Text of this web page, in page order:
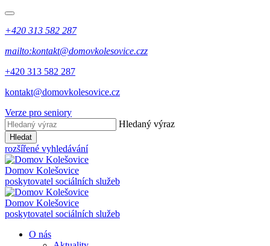
+420 313 582 287
mailto:kontakt@domovkolesovice.czz
+420 313 582 287
kontakt@domovkolesovice.cz
Verze pro seniory
Hledaný výraz
Hledat
rozšířené vyhledávání
Domov Kolešovice
poskytovatel sociálních služeb
Domov Kolešovice
poskytovatel sociálních služeb
O nás